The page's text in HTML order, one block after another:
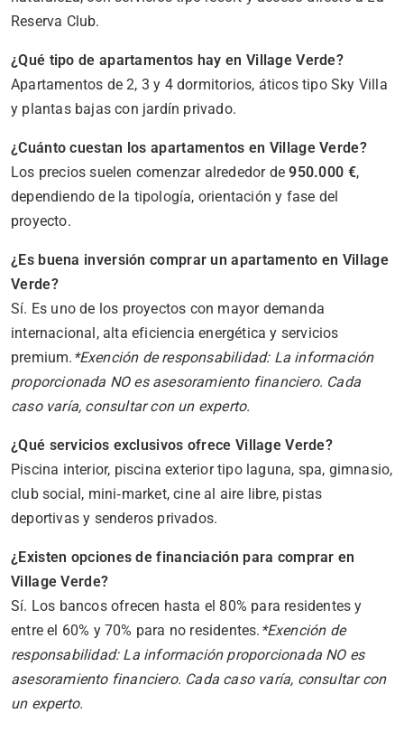
Reserva Club.
¿Qué tipo de apartamentos hay en Village Verde?
Apartamentos de 2, 3 y 4 dormitorios, áticos tipo Sky Villa
y plantas bajas con jardín privado.
¿Cuánto cuestan los apartamentos en Village Verde?
Los precios suelen comenzar alrededor de950.000 €,
dependiendo de la tipología, orientación y fase del
proyecto.
¿Es buena inversión comprar un apartamento en Village
Verde?
Sí. Es uno de los proyectos con mayor demanda
internacional, alta eficiencia energética y servicios
premium. *Exención de responsabilidad: La información
proporcionada NO es asesoramiento financiero. Cada
caso varía, consultar con un experto.
¿Qué servicios exclusivos ofrece Village Verde?
Piscina interior, piscina exterior tipo laguna, spa, gimnasio,
club social, mini‑market, cine al aire libre, pistas
deportivas y senderos privados.
¿Existen opciones de financiación para comprar en
Village Verde?
Sí. Los bancos ofrecen hasta el 80% para residentes y
entre el 60% y 70% para no residentes. *Exención de
responsabilidad: La información proporcionada NO es
asesoramiento financiero. Cada caso varía, consultar con
un experto.